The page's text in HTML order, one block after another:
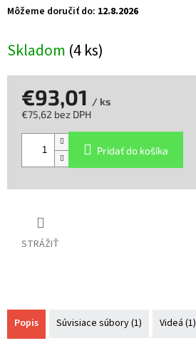
Skladom (4 ks)
Môžeme doručiť do: 12.8.2026
STRÁŽIŤ
€93,01 / ks
€75,62 bez DPH
Pridať do košíka
Popis Súvisiace súbory (1) Videá (1)